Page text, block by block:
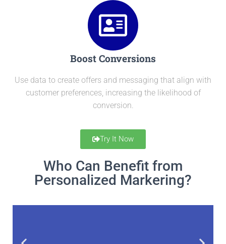
Boost Conversions
Use data to create offers and messaging that align with
customer preferences, increasing the likelihood of
conversion.
Try It Now
Who Can Benefit from
Personalized Markering?